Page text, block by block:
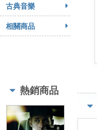
古典音樂
相關商品
熱銷商品